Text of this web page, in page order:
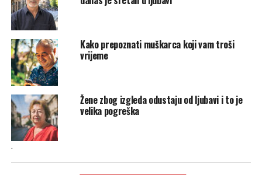
Kako prepoznati muškarca koji vam troši
vrijeme
Žene zbog izgleda odustaju od ljubavi i to je
velika pogreška
.